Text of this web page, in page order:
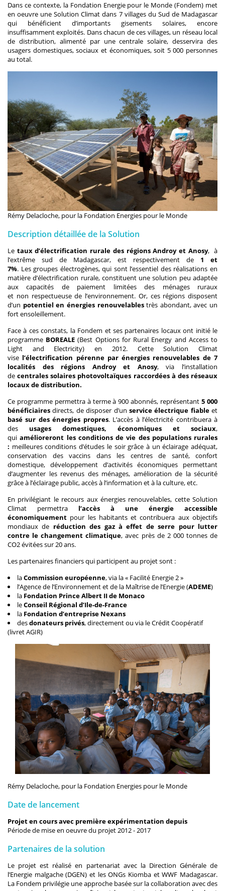
Dans ce contexte, la Fondation Energie pour le Monde (Fondem) met
en oeuvre une Solution Climat dans 7 villages du Sud de Madagascar
qui bénéficient d’importants gisements solaires, encore
insuffisamment exploités. Dans chacun de ces villages, un réseau local
de distribution, alimenté par une centrale solaire, desservira des
usagers domestiques, sociaux et économiques, soit 5 000 personnes
au total.
Rémy Delacloche, pour la Fondation Energies pour le Monde
Description détaillée de la Solution
Le taux d’électrification rurale des régions Androy et Anosy, à
l’extrême sud de Madagascar, est respectivement de 1 et
7%. Les groupes électrogènes, qui sont l’essentiel des réalisations en
matière d’électrification rurale, constituentune solution peu adaptée
aux capacités de paiement limitées des ménages ruraux
et non respectueuse de l’environnement. Or, ces régions disposent
d’un potentiel en énergies renouvelablestrès abondant, avec un
fort ensoleillement.
Face à ces constats, la Fondem et ses partenaires locaux ont initié le
programme BOREALE(Best Options for Rural Energy and Access to
Light and Electricity) en 2012. Cette Solution Climat
vise l’électrification pérenne par énergies renouvelables de 7
localités des régions Androy et Anosy, via l’installation
de centrales solaires photovoltaïques raccordées à des réseaux
locaux de distribution.
Ce programme permettra à terme à 900 abonnés, représentant5 000
bénéficiaires directs, de disposer d’un service électrique fiableet
basé sur des énergies propres. L’accès à l’électricité contribuera à
des usages domestiques, économiques et sociaux,
quiamélioreront les conditions de vie des populations rurales
: meilleures conditions d’études le soir grâce à un éclairage adéquat,
conservation des vaccins dans les centres de santé, confort
domestique, développement d’activités économiques permettant
d’augmenter les revenus des ménages, amélioration de la sécurité
grâce à l’éclairage public, accès à l’information et à la culture, etc.
En privilégiant le recours aux énergies renouvelables, cette Solution
Climat permettra l’accès à une énergie accessible
économiquement pour les habitants et contribuera aux objectifs
mondiaux de réduction des gaz à effet de serre pour lutter
contre le changement climatique, avec près de 2 000 tonnes de
CO2 évitées sur 20 ans.
Les partenaires financiers qui participent au projet sont :
laCommission européenne, via la « Facilité Energie 2 »
l’Agence de l’Environnement et de la Maîtrise de l’Energie (ADEME)
la Fondation Prince Albert II de Monaco
leConseil Régional d’Ile-de-France
la Fondation d’entreprise Nexans
desdonateurs privés, directement ou via le Crédit Coopératif
(livret AGIR)
Rémy Delacloche, pour la Fondation Energies pour le Monde
Date de lancement
Projet en cours avec première expérimentation depuis
Période de mise en oeuvre du projet 2012 - 2017
Partenaires de la solution
Le projet est réalisé en partenariat avec la Direction Générale de
l’Energie malgache (DGEN) et les ONGs Kiomba et WWF Madagascar.
La Fondem privilégie une approche basée sur la collaboration avec des